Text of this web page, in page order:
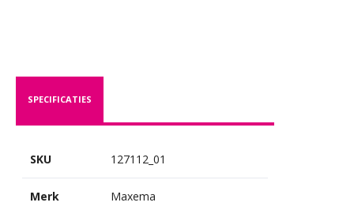
SPECIFICATIES
SKU 127112_01
Merk Maxema